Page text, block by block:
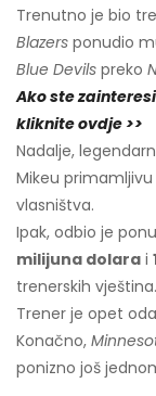
Trenutno je bio
Blazers ponudio
Blue Devils preko
Ako ste
kliknite ovdje >>
Nadalje,
Mikeu
vlasništva.
Ipak, odbio je
milijuna dolara i
trenerskih vještina.
Trener je opet
Konačno,
ponizno još